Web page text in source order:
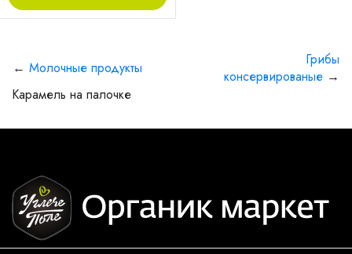
← Молочные продукты
Грибы
консервированые →
Карамель на палочке